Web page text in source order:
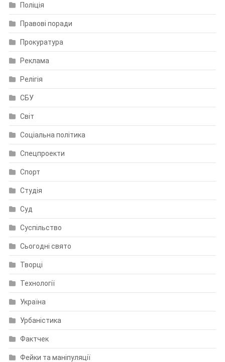
Поліція
Правові поради
Прокуратура
Реклама
Релігія
СБУ
Світ
Соціальна політика
Спецпроекти
Спорт
Студія
Суд
Суспільство
Сьогодні свято
Творці
Технології
Україна
Урбаністика
Фактчек
Фейки та маніпуляції